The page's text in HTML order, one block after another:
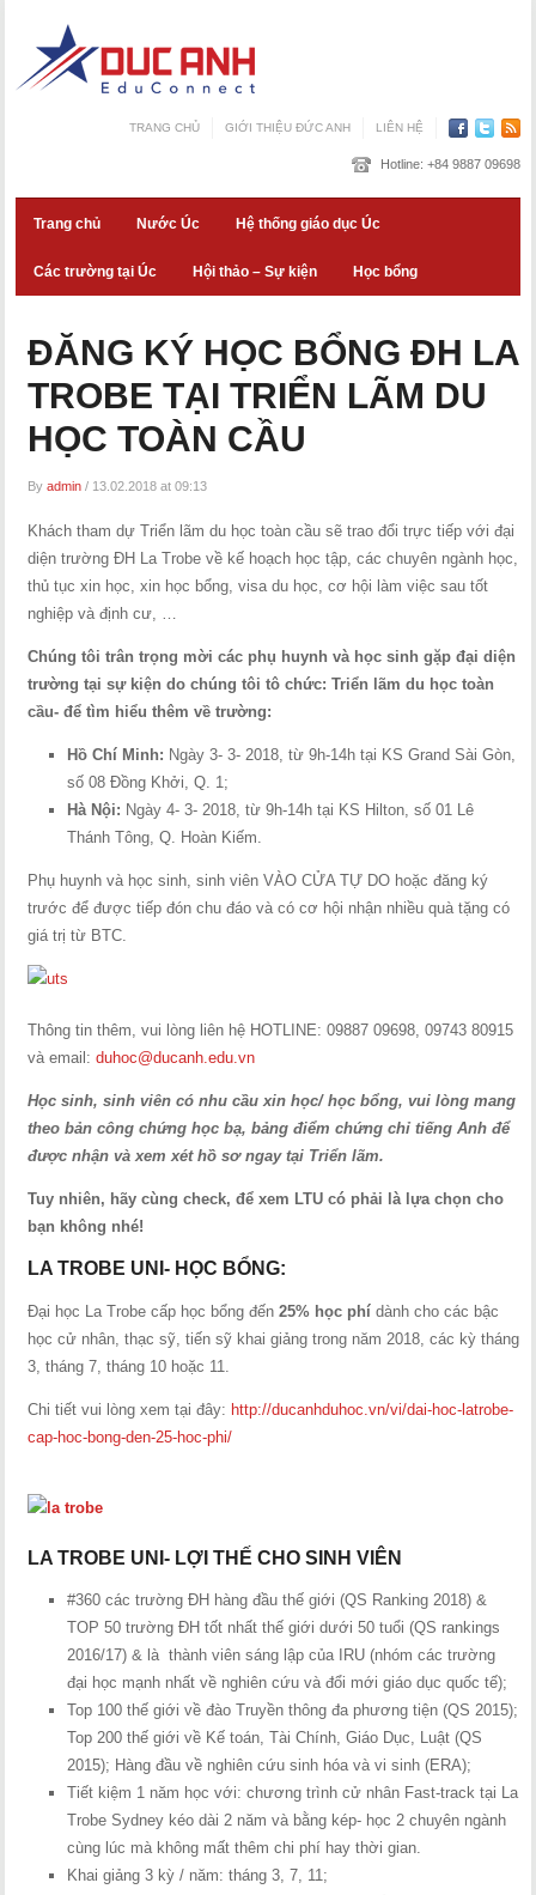
TRANG CHỦ GIỚI THIỆU ĐỨC ANH LIÊN HỆ
Hotline: +84 9887 09698
Trang chủ Nước Úc Hệ thống giáo dục Úc
Các trường tại Úc Hội thảo – Sự kiện Học bổng
ĐĂNG KÝ HỌC BỔNG ĐH LA
TROBE TẠI TRIỂN LÃM DU
HỌC TOÀN CẦU
Byadmin / 13.02.2018 at 09:13
Khách tham dự Triển lãm du học toàn cầu sẽ trao đổi trực tiếp với đại
diện trường ĐH La Trobe về kế hoạch học tập, các chuyên ngành học,
thủ tục xin học, xin học bổng, visa du học, cơ hội làm việc sau tốt
nghiệp và định cư, …
Chúng tôi trân trọng mời các phụ huynh và học sinh gặp đại diện
trường tại sự kiện do chúng tôi tô chức: Triển lãm du học toàn
cầu- để tìm hiểu thêm về trường:
Hồ Chí Minh: Ngày 3- 3- 2018, từ 9h-14h tại KS Grand Sài Gòn,
số 08 Đồng Khởi, Q. 1;
Hà Nội: Ngày 4- 3- 2018, từ 9h-14h tại KS Hilton, số 01 Lê
Thánh Tông, Q. Hoàn Kiếm.
Phụ huynh và học sinh, sinh viên VÀO CỬA TỰ DO hoặc đăng ký
trước để được tiếp đón chu đáo và có cơ hội nhận nhiều quà tặng có
giá trị từ BTC.
Thông tin thêm, vui lòng liên hệ HOTLINE: 09887 09698, 09743 80915
và email:duhoc@ducanh.edu.vn
Học sinh, sinh viên có nhu cầu xin học/ học bổng, vui lòng mang
theo bản công chứng học bạ, bảng điểm chứng chỉ tiếng Anh để
được nhận và xem xét hồ sơ ngay tại Triển lãm.
Tuy nhiên, hãy cùng check, để xem LTU có phải là lựa chọn cho
bạn không nhé!
LA TROBE UNI- HỌC BỔNG:
Đại học La Trobe cấp học bổng đến25% học phídành cho các bậc
học cử nhân, thạc sỹ, tiến sỹ khai giảng trong năm 2018, các kỳ tháng
3, tháng 7, tháng 10 hoặc 11.
Chi tiết vui lòng xem tại đây: http://ducanhduhoc.vn/vi/dai-hoc-latrobe-
cap-hoc-bong-den-25-hoc-phi/
LA TROBE UNI- LỢI THẾ CHO SINH VIÊN
#360 các trường ĐH hàng đầu thế giới (QS Ranking 2018) &
TOP 50 trường ĐH tốt nhất thế giới dưới 50 tuổi (QS rankings
2016/17) & là thành viên sáng lập của IRU (nhóm các trường
đại học mạnh nhất về nghiên cứu và đổi mới giáo dục quốc tế);
Top 100 thế giới về đào Truyền thông đa phương tiện (QS 2015);
Top 200 thế giới về Kế toán, Tài Chính, Giáo Dục, Luật (QS
2015); Hàng đầu về nghiên cứu sinh hóa và vi sinh (ERA);
Tiết kiệm 1 năm học với: chương trình cử nhân Fast-track tại La
Trobe Sydney kéo dài 2 năm và bằng kép- học 2 chuyên ngành
cùng lúc mà không mất thêm chi phí hay thời gian.
Khai giảng 3 kỳ / năm: tháng 3, 7, 11;